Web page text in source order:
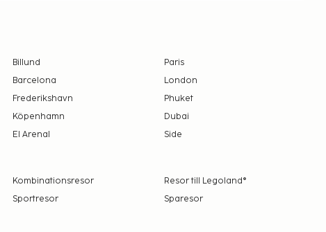
Billund
Paris
Barcelona
London
Frederikshavn
Phuket
Köpenhamn
Dubai
El Arenal Side
Kombinationsresor
Resor till Legoland®
Sportresor Sparesor